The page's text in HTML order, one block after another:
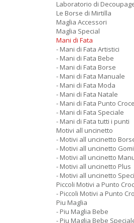
Laboratorio di
Le Borse di Mirtilla
Maglia Accessori
Maglia Special
Mani di Fata
- Mani di Fata Artistici
- Mani di Fata Bebe
- Mani di Fata Borse
- Mani di Fata Manuale
- Mani di Fata Moda
- Mani di Fata Natale
- Mani di Fata Punto Croce
- Mani di Fata Speciale
- Mani di Fata tutti i punti
Motivi all uncinetto
- Motivi all uncinetto
- Motivi all uncinetto
- Motivi all uncinetto
- Motivi all uncinetto Plus
- Motivi all uncinetto
Piccoli Motivi a Punto
- Piccoli Motivi a Punto
Piu Maglia
- Piu Maglia Bebe
- Piu Maglia Bebe